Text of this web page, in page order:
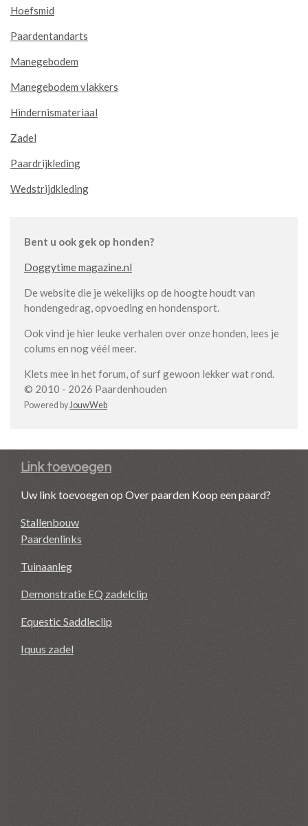
Hoefsmid
Paardentandarts
Manegebodem
Manegebodem vlakkers
Hindernismateriaal
Zadel
Paardrijkleding
Wedstrijdkleding
Bent u ook gek op honden?
Doggytime magazine.nl
De website die je wekelijks op de hoogte houdt van
hondengedrag, opvoeding en hondensport.
Ook vind je hier leuke verhalen over onze honden, lees je
colums en nog véél meer.
Klets mee in het forum, of surf gewoon lekker wat rond.
© 2010 - 2026 Paardenhouden
Powered byJouwWeb
Link toevoegen
Uw link toevoegen op Over paarden Koop een paard?
Stallenbouw
Paardenlinks
Tuinaanleg
Demonstratie EQ zadelclip
Equestic Saddleclip
Iquus zadel